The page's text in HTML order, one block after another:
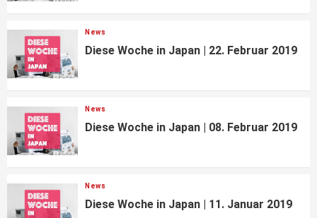
News
Diese Woche in Japan | 22. Februar 2019
News
Diese Woche in Japan | 08. Februar 2019
News
Diese Woche in Japan | 11. Januar 2019